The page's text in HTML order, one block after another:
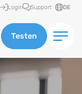
Login Support DE
Testen